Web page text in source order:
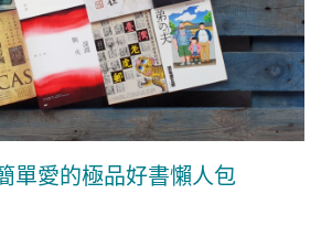
單愛的極品好書懶人包